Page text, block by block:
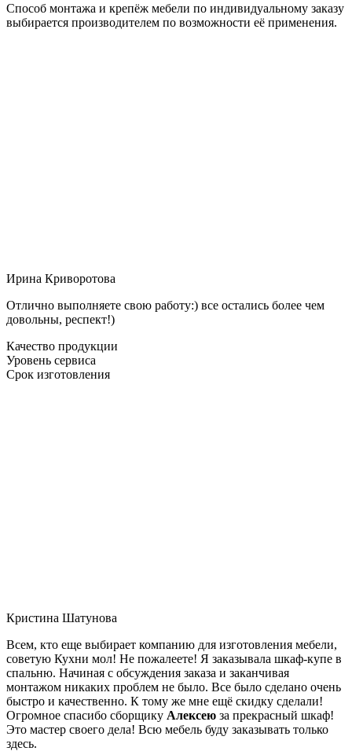
Способ монтажа и крепёж мебели по индивидуальному заказу
выбирается производителем по возможности её применения.
Ирина Криворотова
Отлично выполняете свою работу:) все остались более чем
довольны, респект!)
Качество продукции
Уровень сервиса
Срок изготовления
Кристина Шатунова
Всем, кто еще выбирает компанию для изготовления мебели,
советую Кухни мол! Не пожалеете! Я заказывала шкаф-купе в
спальню. Начиная с обсуждения заказа и заканчивая
монтажом никаких проблем не было. Все было сделано очень
быстро и качественно. К тому же мне ещё скидку сделали!
Огромное спасибо сборщику Алексею за прекрасный шкаф!
Это мастер своего дела! Всю мебель буду заказывать только
здесь.